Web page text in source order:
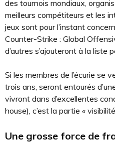
des tournois mondiaux,
meilleurs compétiteurs et les
jeux sont pour l’instant
Counter-Strike : Global
d’autres s’ajouteront à la liste
Si les membres de l’écurie se
trois ans, seront entourés
vivront dans d’excellentes
house), c’est la partie «
Une grosse force de